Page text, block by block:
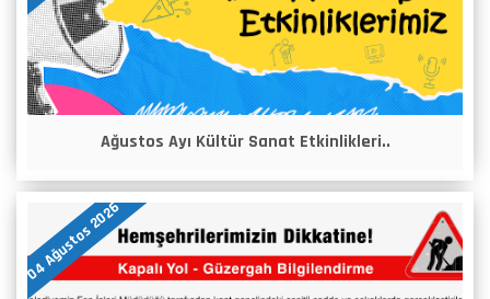
Ağustos Ayı Kültür Sanat Etkinlikleri..
04 Ağustos 2026